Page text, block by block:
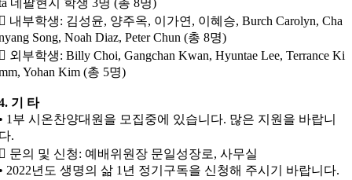
네팔현지 학생 3명 (총 8명)
내부학생: 김성윤, 양주옥, 이가연, 이혜승, Burch Carolyn, Cha
Song, Noah Diaz, Peter Chun (총 8명)
외부학생: Billy Choi, Gangchan Kwan, Hyuntae Lee, Terrance Ki
Yohan Kim (총 5명)
기 타
1부 시온찬양대원을 모집중에 있습니다. 많은 지원을 바랍니
.
문의 및 신청: 예배위원장 문일성장로, 사무실
2022년도 생명의 삶 1년 정기구독을 신청해 주시기 바랍니다.